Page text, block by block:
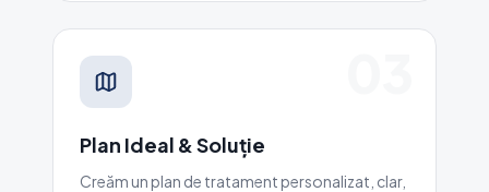
Plan Ideal & Soluție
Creăm un plan de tratament personalizat, clar,